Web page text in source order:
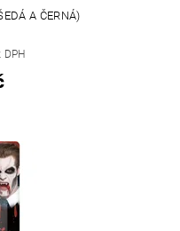
A ČERNÁ)